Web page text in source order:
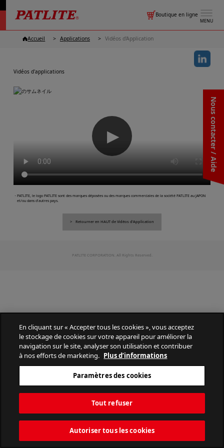
MENU
Boutique en ligne
Nous contacter / Aide
Accueil Applications Vidéos d'Application
Vidéos d'applications
▶
・PATLITE, le logo PATLITE sont des marques déposées ou des marques commerciales de la société PATLITE au JAPON
et/ou dans d'autres pays.
Retourner en HAUT de Vidéos d'Application
PATLITE CORPORATION. All Rights Reserved.
En cliquant sur « Accepter tous les cookies », vous acceptez
le stockage de cookies sur votre appareil pour améliorer la
navigation sur le site, analyser son utilisation et contribuer
à nos efforts de marketing. Plus d’informations
Paramètres des cookies
Tout refuser
Autoriser tous les cookies